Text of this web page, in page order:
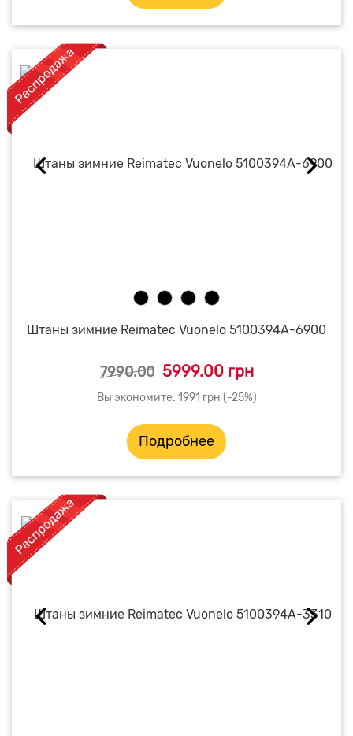
Штаны зимние Reimatec Vuonelo 5100394A-6900
7990.00 5999.00 грн
Вы экономите: 1991 грн (-25%)
Подробнее